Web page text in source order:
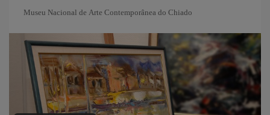
Museu Nacional de Arte Contemporânea do Chiado